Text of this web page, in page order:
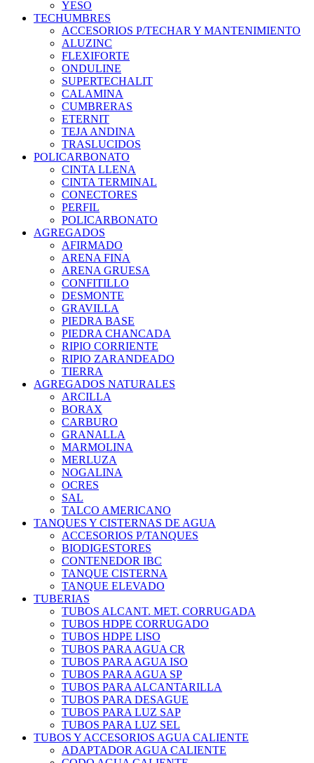
YESO
TECHUMBRES
ACCESORIOS P/TECHAR Y MANTENIMIENTO
ALUZINC
FLEXIFORTE
ONDULINE
SUPERTECHALIT
CALAMINA
CUMBRERAS
ETERNIT
TEJA ANDINA
TRASLUCIDOS
POLICARBONATO
CINTA LLENA
CINTA TERMINAL
CONECTORES
PERFIL
POLICARBONATO
AGREGADOS
AFIRMADO
ARENA FINA
ARENA GRUESA
CONFITILLO
DESMONTE
GRAVILLA
PIEDRA BASE
PIEDRA CHANCADA
RIPIO CORRIENTE
RIPIO ZARANDEADO
TIERRA
AGREGADOS NATURALES
ARCILLA
BORAX
CARBURO
GRANALLA
MARMOLINA
MERLUZA
NOGALINA
OCRES
SAL
TALCO AMERICANO
TANQUES Y CISTERNAS DE AGUA
ACCESORIOS P/TANQUES
BIODIGESTORES
CONTENEDOR IBC
TANQUE CISTERNA
TANQUE ELEVADO
TUBERIAS
TUBOS ALCANT. MET. CORRUGADA
TUBOS HDPE CORRUGADO
TUBOS HDPE LISO
TUBOS PARA AGUA CR
TUBOS PARA AGUA ISO
TUBOS PARA AGUA SP
TUBOS PARA ALCANTARILLA
TUBOS PARA DESAGUE
TUBOS PARA LUZ SAP
TUBOS PARA LUZ SEL
TUBOS Y ACCESORIOS AGUA CALIENTE
ADAPTADOR AGUA CALIENTE